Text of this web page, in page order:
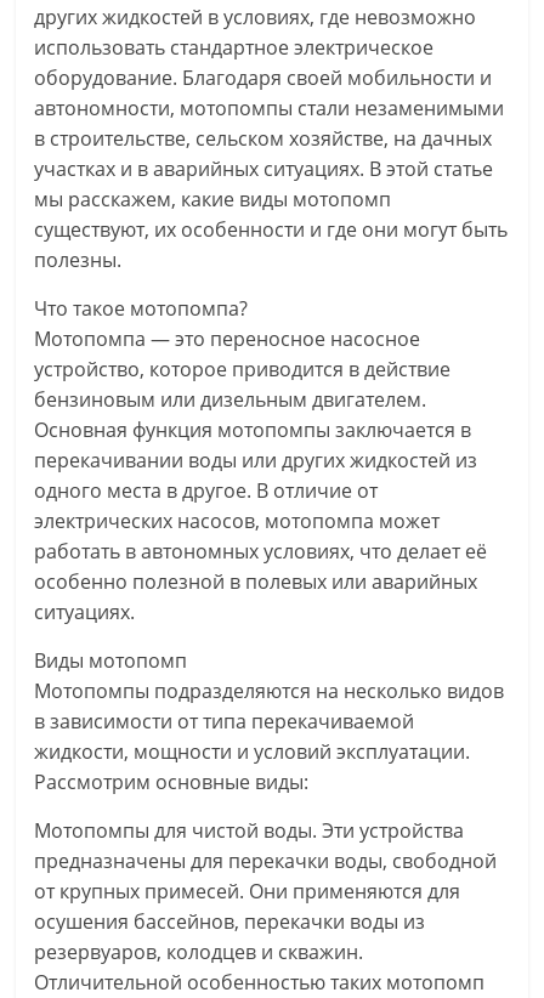
других жидкостей в условиях, где невозможно
использовать стандартное электрическое
оборудование. Благодаря своей мобильности и
автономности, мотопомпы стали незаменимыми
в строительстве, сельском хозяйстве, на дачных
участках и в аварийных ситуациях. В этой статье
мы расскажем, какие виды мотопомп
существуют, их особенности и где они могут быть
полезны.
Что такое мотопомпа?
Мотопомпа — это переносное насосное
устройство, которое приводится в действие
бензиновым или дизельным двигателем.
Основная функция мотопомпы заключается в
перекачивании воды или других жидкостей из
одного места в другое. В отличие от
электрических насосов, мотопомпа может
работать в автономных условиях, что делает её
особенно полезной в полевых или аварийных
ситуациях.
Виды мотопомп
Мотопомпы подразделяются на несколько видов
в зависимости от типа перекачиваемой
жидкости, мощности и условий эксплуатации.
Рассмотрим основные виды:
Мотопомпы для чистой воды. Эти устройства
предназначены для перекачки воды, свободной
от крупных примесей. Они применяются для
осушения бассейнов, перекачки воды из
резервуаров, колодцев и скважин.
Отличительной особенностью таких мотопомп